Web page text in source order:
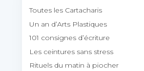
Toutes les Cartacharis
Un an d’Arts Plastiques
101 consignes d’écriture
Les ceintures sans stress
Rituels du matin à piocher